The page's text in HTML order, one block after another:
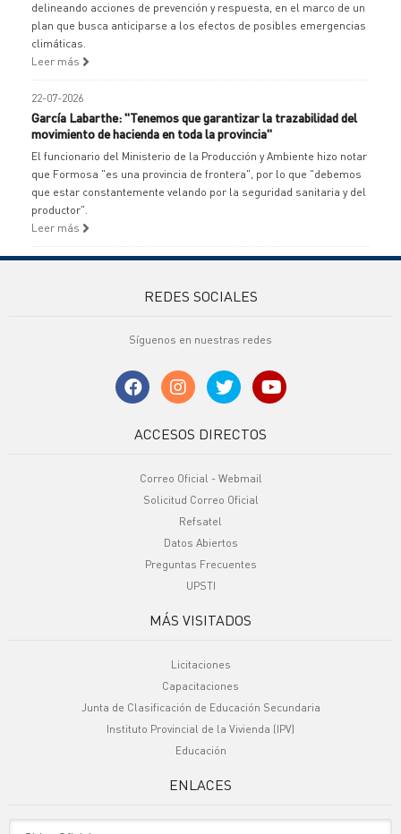
delineando acciones de prevención y respuesta, en el marco de un
plan que busca anticiparse a los efectos de posibles emergencias
climáticas.
Leer más
22-07-2026
García Labarthe: "Tenemos que garantizar la trazabilidad del
movimiento de hacienda en toda la provincia"
El funcionario del Ministerio de la Producción y Ambiente hizo notar
que Formosa "es una provincia de frontera", por lo que "debemos
que estar constantemente velando por la seguridad sanitaria y del
productor".
Leer más
REDES SOCIALES
Síguenos en nuestras redes
ACCESOS DIRECTOS
Correo Oficial - Webmail
Solicitud Correo Oficial
Refsatel
Datos Abiertos
Preguntas Frecuentes
UPSTI
MÁS VISITADOS
Licitaciones
Capacitaciones
Junta de Clasificación de Educación Secundaria
Instituto Provincial de la Vivienda (IPV)
Educación
ENLACES